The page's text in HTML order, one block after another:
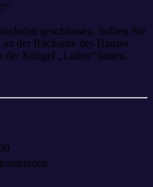
geschlossen. Sollten Sie
der Rückseite des Hauses
der Klingel „Laden“ läuten.